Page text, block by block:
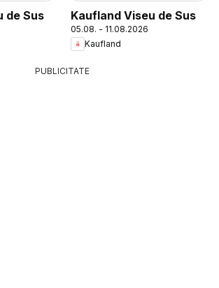
de Sus Kaufland Viseu de Sus
05.08. - 11.08.2026
Kaufland
PUBLICITATE